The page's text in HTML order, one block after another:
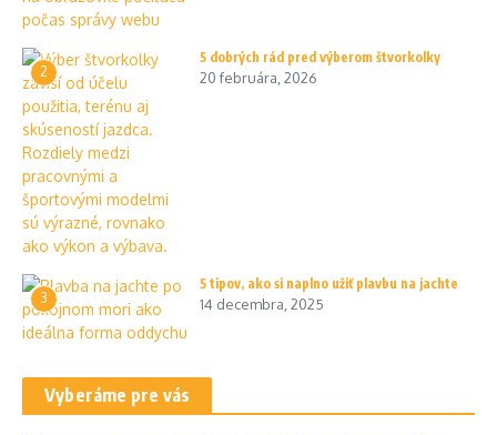
2
5 dobrých rád pred výberom štvorkolky
20 februára, 2026
3
5 tipov, ako si naplno užiť plavbu na jachte
14 decembra, 2025
Vyberáme pre vás